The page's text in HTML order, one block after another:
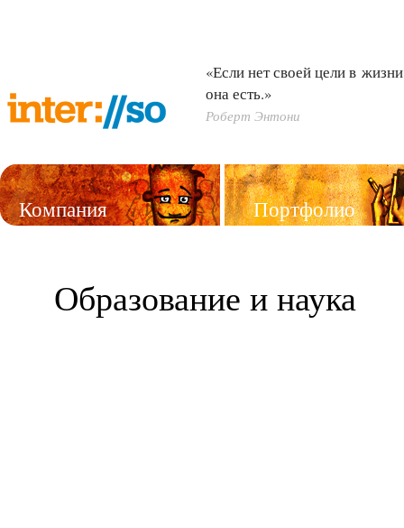
«Если нет своей цели в
она есть.»
Роберт Энтони
Компания Портфолио
Образование и наука